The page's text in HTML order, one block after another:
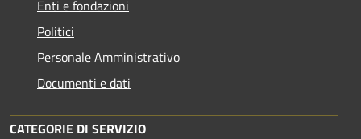
Enti e fondazioni
Politici
Personale Amministrativo
Documenti e dati
CATEGORIE DI SERVIZIO